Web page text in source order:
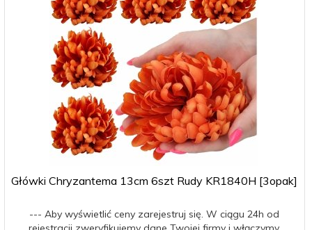
Główki Chryzantema 13cm 6szt Rudy KR1840H [3opak]
--- Aby wyświetlić ceny zarejestruj się. W ciągu 24h od